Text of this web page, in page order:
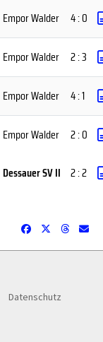
Empor Walder 4 : 0
Empor Walder 2 : 3
Empor Walder 4 : 1
Empor Walder
2 : 0
Dessauer SV II 2 : 2
Datenschutz